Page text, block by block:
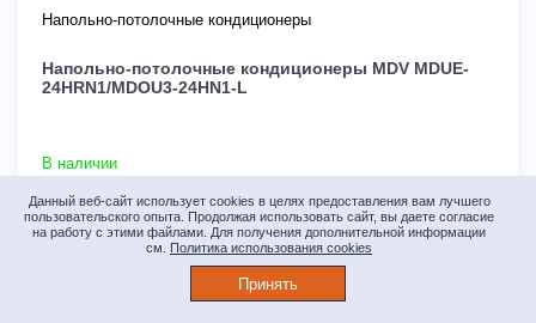
Данный веб-сайт использует cookies в целях предоставления вам лучшего
пользовательского опыта. Продолжая использовать сайт, вы даете согласие
на работу с этими файлами. Для получения дополнительной информации
см. Политика использования cookies
Принять
Напольно-потолочные кондиционеры
Напольно-потолочные кондиционеры MDV MDUE-
24HRN1/MDOU3-24HN1-L
В наличии
Площадь м2
70
Инвертор
Нет
Мощность кВт